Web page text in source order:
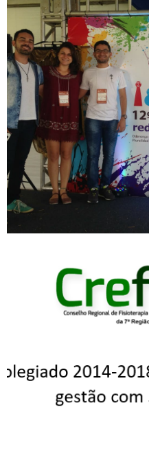
Membros
Atenção
Coletiva da
2018
experiência
congresso
Colegiado
CREFITO7
com